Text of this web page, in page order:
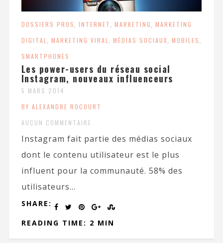
DOSSIERS PROS, INTERNET, MARKETING, MARKETING
DIGITAL , MARKETING VIRAL , MÉDIAS SOCIAUX, MOBILES,
SMARTPHONES
Les power-users du réseau social
Instagram, nouveaux influenceurs
5 MARS 2014
BY ALEXANDRE ROCOURT
AUCUN COMMENTAIRE
Instagram fait partie des médias sociaux
dont le contenu utilisateur est le plus
influent pour la communauté. 58% des
utilisateurs...
SHARE:
READING TIME: 2 MIN